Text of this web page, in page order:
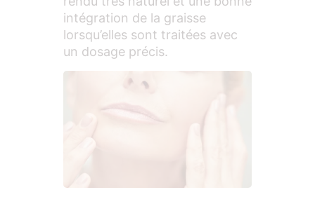
intégration de la graisse
lorsqu’elles sont traitées avec
un dosage précis.